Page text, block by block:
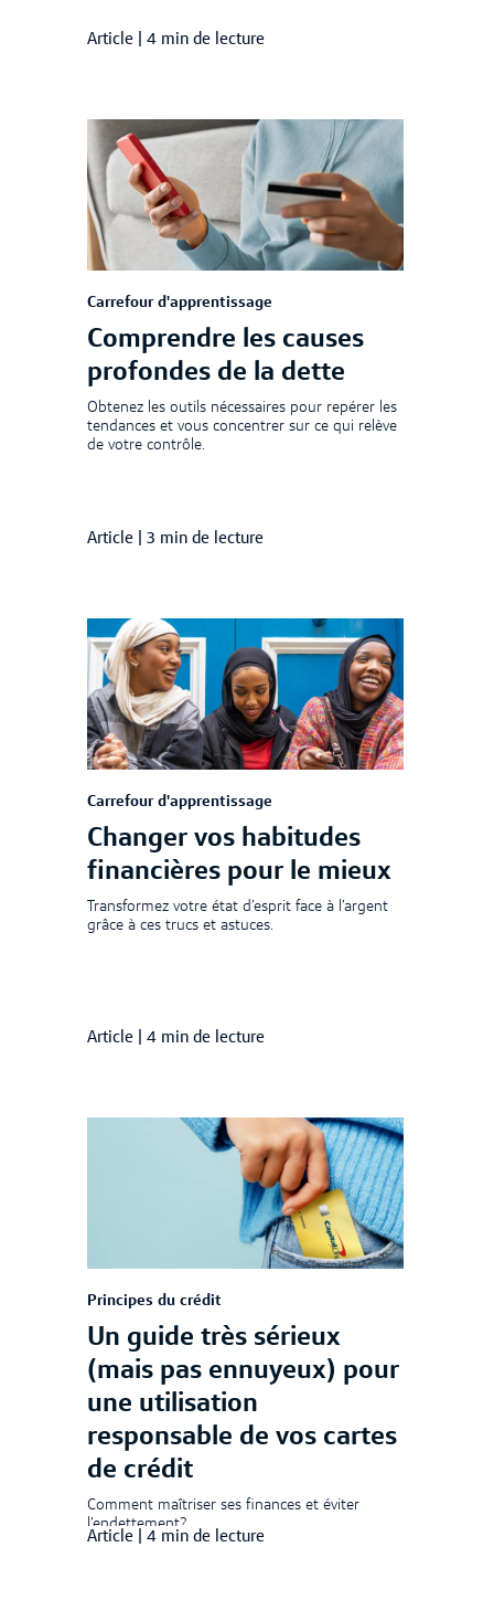
Article 4 min de lecture
Carrefour d'apprentissage
Comprendre les causes
profondes de la dette
Obtenez les outils nécessaires pour repérer les
tendances et vous concentrer sur ce qui relève
de votre contrôle.
Article 3 min de lecture
Carrefour d'apprentissage
Changer vos habitudes
financières pour le mieux
Transformez votre état d’esprit face à l’argent
grâce à ces trucs et astuces.
Article 4 min de lecture
Principes du crédit
Un guide très sérieux
(mais pas ennuyeux) pour
une utilisation
responsable de vos cartes
de crédit
Comment maîtriser ses finances et éviter
l’endettement?
Article 4 min de lecture